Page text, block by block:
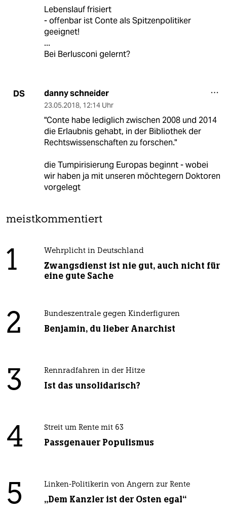
Lebenslauf frisiert
- offenbar ist Conte als Spitzenpolitiker
geeignet!
...
Bei Berlusconi gelernt?
DS danny schneider
23.05.2018, 12:14 Uhr
"Conte habe lediglich zwischen 2008 und 2014
die Erlaubnis gehabt, in der Bibliothek der
Rechtswissenschaften zu forschen."
die Tumpirisierung Europas beginnt - wobei
wir haben ja mit unseren möchtegern Doktoren
vorgelegt
meistkommentiert
1 Wehrplicht in Deutschland
Zwangsdienst ist nie gut, auch nicht für
eine gute Sache
2 Bundeszentrale gegen Kinderfiguren
Benjamin, du lieber Anarchist
3 Rennradfahren in der Hitze
Ist das unsolidarisch?
4 Streit um Rente mit 63
Passgenauer Populismus
5 Linken-Politikerin von Angern zur Rente
„Dem Kanzler ist der Osten egal“